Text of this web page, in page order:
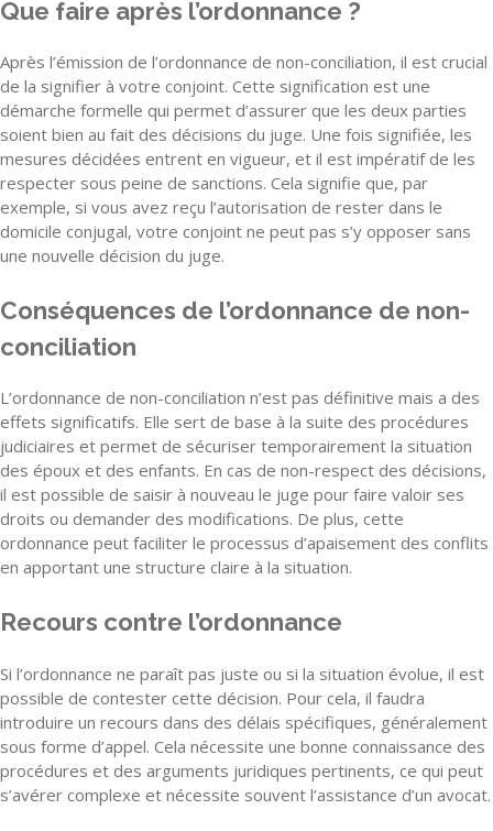
Que faire après l’ordonnance ?
Après l’émission de l’ordonnance de non-conciliation, il est crucial
de la signifier à votre conjoint. Cette signification est une
démarche formelle qui permet d’assurer que les deux parties
soient bien au fait des décisions du juge. Une fois signifiée, les
mesures décidées entrent en vigueur, et il est impératif de les
respecter sous peine de sanctions. Cela signifie que, par
exemple, si vous avez reçu l’autorisation de rester dans le
domicile conjugal, votre conjoint ne peut pas s’y opposer sans
une nouvelle décision du juge.
Conséquences de l’ordonnance de non-
conciliation
L’ordonnance de non-conciliation n’est pas définitive mais a des
effets significatifs. Elle sert de base à la suite des procédures
judiciaires et permet de sécuriser temporairement la situation
des époux et des enfants. En cas de non-respect des décisions,
il est possible de saisir à nouveau le juge pour faire valoir ses
droits ou demander des modifications. De plus, cette
ordonnance peut faciliter le processus d’apaisement des conflits
en apportant une structure claire à la situation.
Recours contre l’ordonnance
Si l’ordonnance ne paraît pas juste ou si la situation évolue, il est
possible de contester cette décision. Pour cela, il faudra
introduire un recours dans des délais spécifiques, généralement
sous forme d’appel. Cela nécessite une bonne connaissance des
procédures et des arguments juridiques pertinents, ce qui peut
s’avérer complexe et nécessite souvent l’assistance d’un avocat.